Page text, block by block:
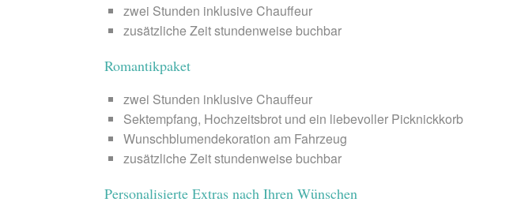
zwei Stunden inklusive Chauffeur
zusätzliche Zeit stundenweise buchbar
Romantikpaket
zwei Stunden inklusive Chauffeur
Sektempfang, Hochzeitsbrot und ein liebevoller Picknickkorb
Wunschblumendekoration am Fahrzeug
zusätzliche Zeit stundenweise buchbar
Personalisierte Extras nach Ihren Wünschen